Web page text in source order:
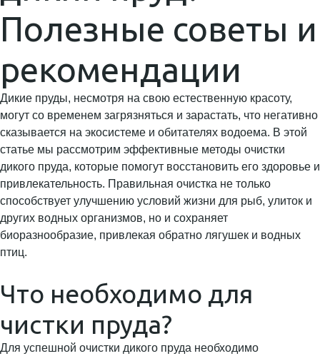
Полезные советы и
рекомендации
Дикие пруды, несмотря на свою естественную красоту,
могут со временем загрязняться и зарастать, что негативно
сказывается на экосистеме и обитателях водоема. В этой
статье мы рассмотрим эффективные методы очистки
дикого пруда, которые помогут восстановить его здоровье и
привлекательность. Правильная очистка не только
способствует улучшению условий жизни для рыб, улиток и
других водных организмов, но и сохраняет
биоразнообразие, привлекая обратно лягушек и водных
птиц.
Что необходимо для
чистки пруда?
Для успешной очистки дикого пруда необходимо